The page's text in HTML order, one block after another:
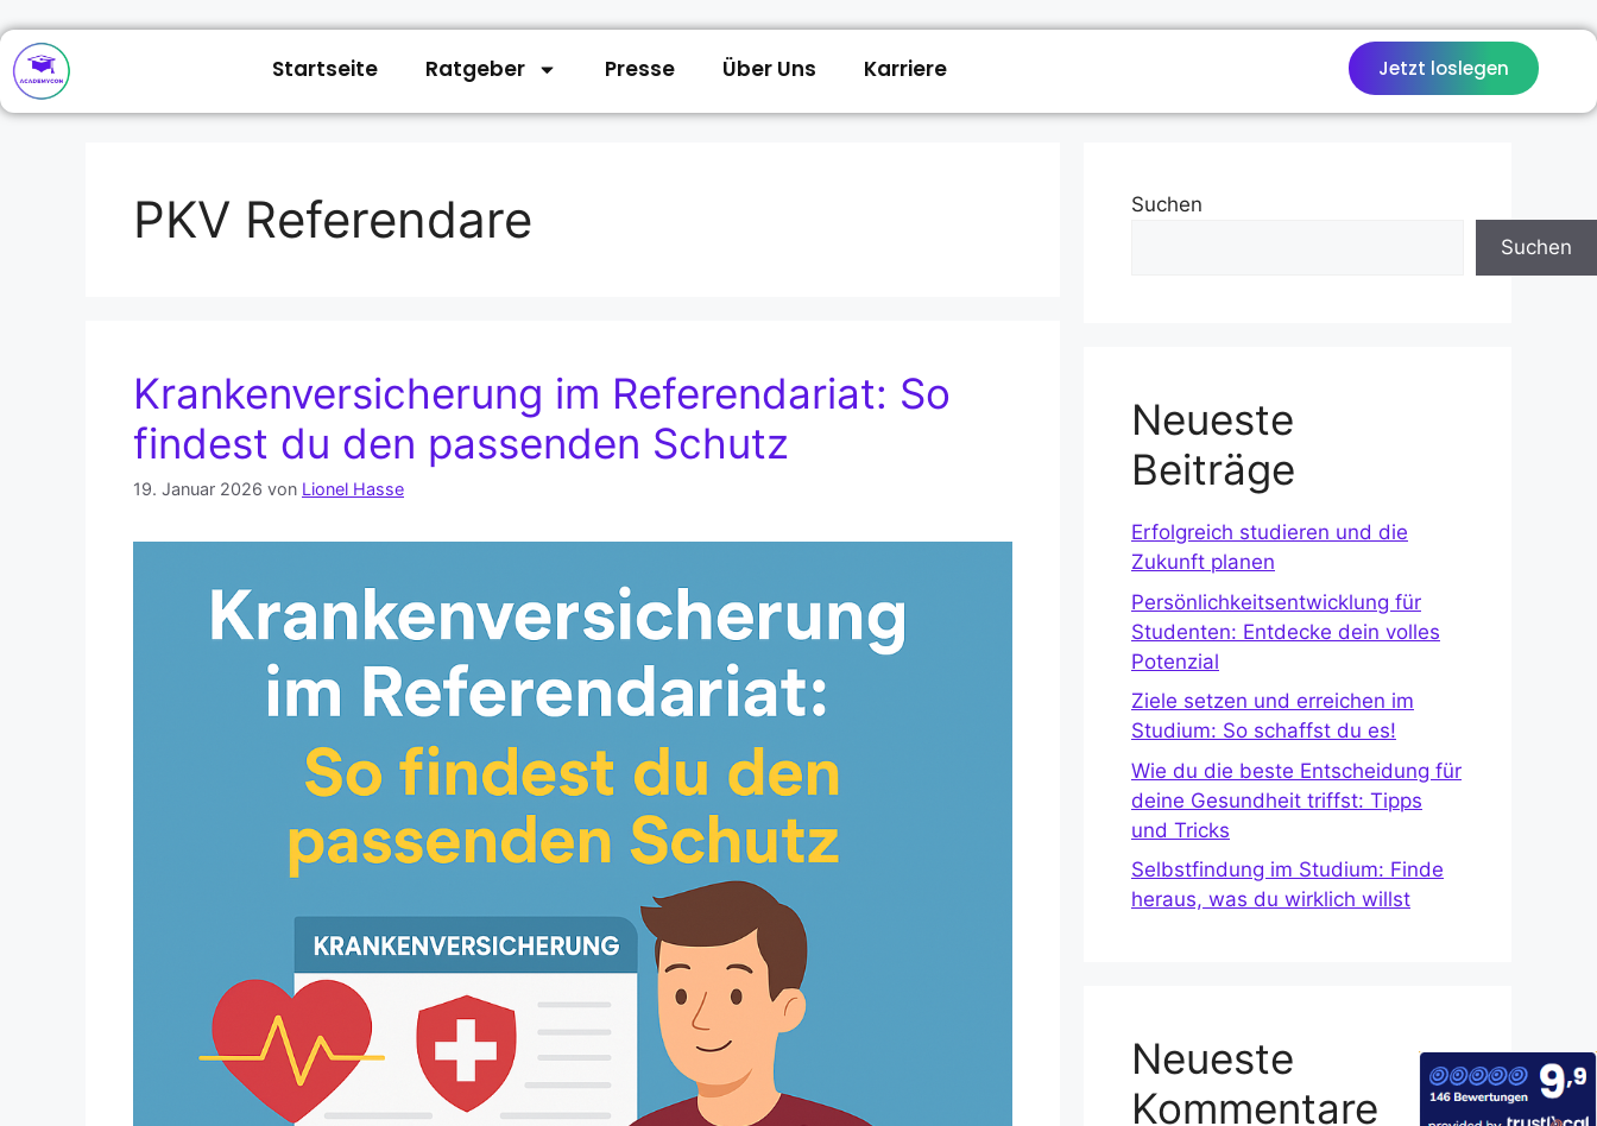
Startseite Ratgeber Presse Über Uns Karriere Jetzt loslegen
PKV Referendare
Krankenversicherung im Referendariat: So
findest du den passenden Schutz
19. Januar 2026 von Lionel Hasse
Suchen
Suchen
Neueste
Beiträge
Erfolgreich studieren und die
Zukunft planen
Persönlichkeitsentwicklung für
Studenten: Entdecke dein volles
Potenzial
Ziele setzen und erreichen im
Studium: So schaffst du es!
Wie du die beste Entscheidung für
deine Gesundheit triffst: Tipps
und Tricks
Selbstfindung im Studium: Finde
heraus, was du wirklich willst
Neueste
Kommentare